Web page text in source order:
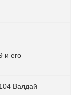
и его
Валдай